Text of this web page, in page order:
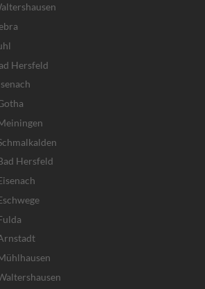
Hersfeld
Hersfeld